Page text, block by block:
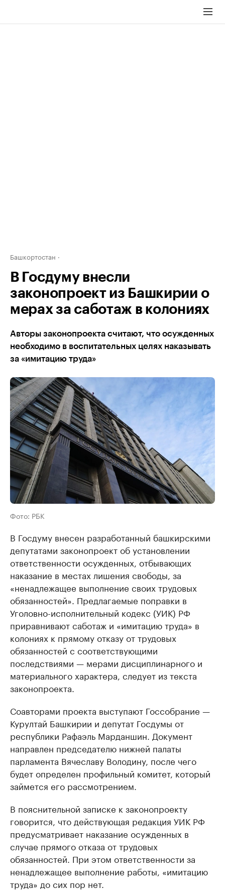
Башкортостан
В Госдуму внесли
законопроект из Башкирии о
мерах за саботаж в колониях
Авторы законопроекта считают, что осужденных
необходимо в воспитательных целях наказывать
за «имитацию труда»
Фото: РБК
В Госдуму внесен разработанный башкирскими
депутатами законопроект об установлении
ответственности осужденных, отбывающих
наказание в местах лишения свободы, за
«ненадлежащее выполнение своих трудовых
обязанностей». Предлагаемые поправки в
Уголовно-исполнительный кодекс (УИК) РФ
приравнивают саботаж и «имитацию труда» в
колониях к прямому отказу от трудовых
обязанностей с соответствующими
последствиями — мерами дисциплинарного и
материального характера, следует из текста
законопроекта.
Соавторами проекта выступают Госсобрание —
Курултай Башкирии и депутат Госдумы от
республики Рафаэль Марданшин. Документ
направлен председателю нижней палаты
парламента Вячеславу Володину, после чего
будет определен профильный комитет, который
займется его рассмотрением.
В пояснительной записке к законопроекту
говорится, что действующая редакция УИК РФ
предусматривает наказание осужденных в
случае прямого отказа от трудовых
обязанностей. При этом ответственности за
ненадлежащее выполнение работы, «имитацию
труда» до сих пор нет.